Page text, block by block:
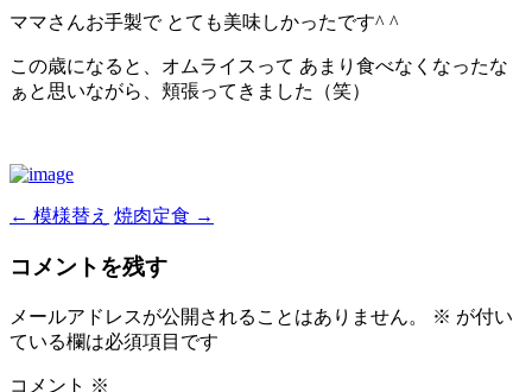
ママさんお手製で とても美味しかったです^ ^
この歳になると、オムライスって あまり食べなくなったな
ぁと思いながら、頬張ってきました（笑）
投
稿
ビ
ゲ
← 模様替え 焼肉定食 →
コメントを残す
メールアドレスが公開されることはありません。 ※ が付い
ている欄は必須項目です
コメント ※